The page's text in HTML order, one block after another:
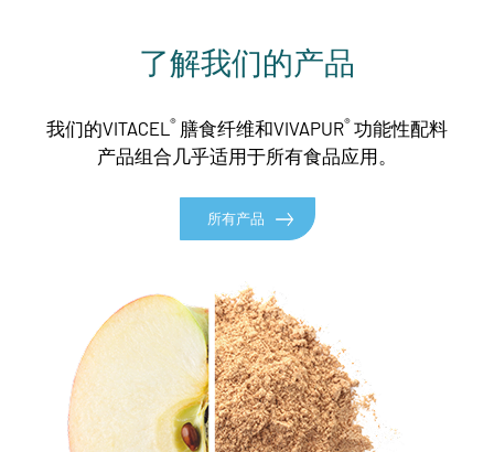
了解我们的产品
我们的VITACEL ® 膳食纤维和VIVAPUR® 功能性配料
产品组合几乎适用于所有食品应用。
所有产品